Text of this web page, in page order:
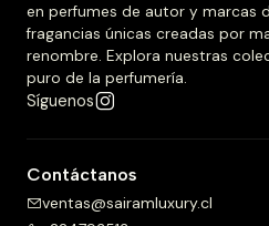
en perfumes de autor y marcas
fragancias únicas creadas por
renombre. Explora nuestras
puro de la perfumería.
Síguenos
Contáctanos
ventas@sairamluxury.cl